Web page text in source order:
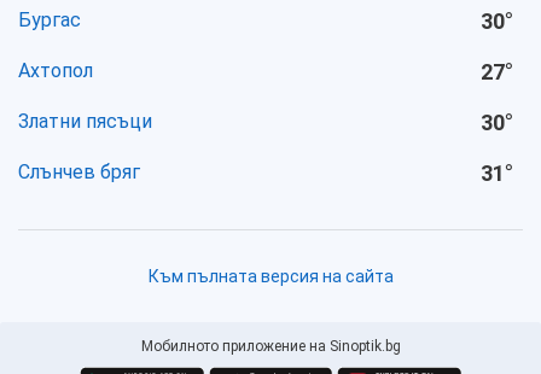
Бургас 30°
Ахтопол 27°
Златни пясъци 30°
Слънчев бряг 31°
Към пълната версия на сайта
Мобилното приложение на Sinoptik.bg